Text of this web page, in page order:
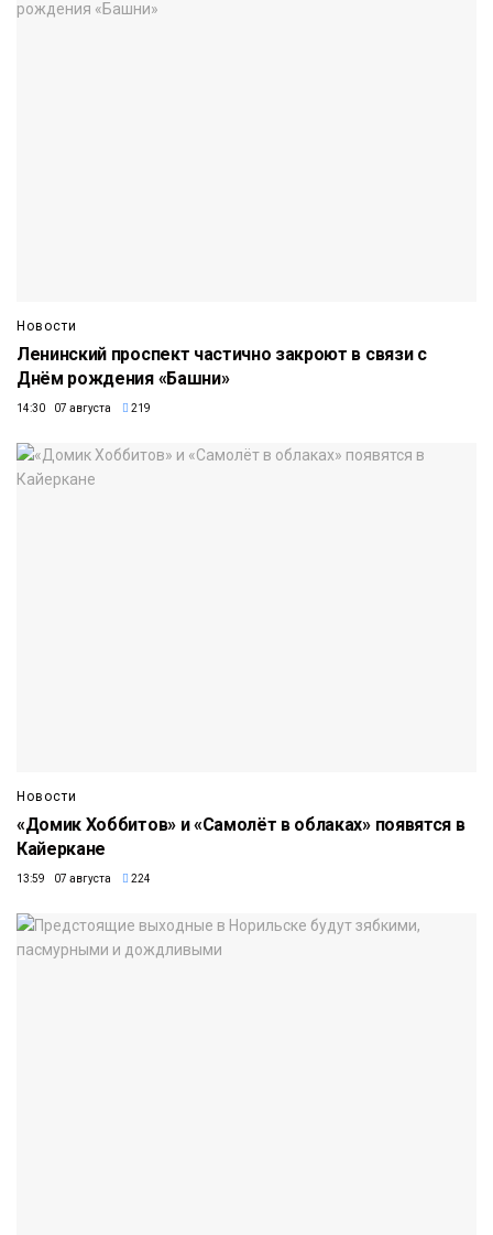
Новости
Ленинский проспект частично закроют в связи с
Днём рождения «Башни»
14:30 07 августа 219
Новости
«Домик Хоббитов» и «Самолёт в облаках» появятся в
Кайеркане
13:59 07 августа 224